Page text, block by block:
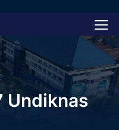
Undiknas